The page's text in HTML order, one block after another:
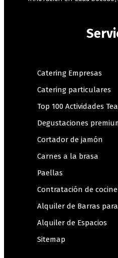
Catering Empresas
Catering particulares
Top 100 Actividades
Degustaciones
Cortador de jamón
Carnes a la brasa
Paellas
Contratación de
Alquiler de Barras
Alquiler de Espacios
Sitemap